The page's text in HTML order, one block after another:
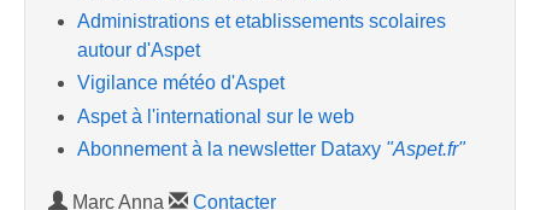
Administrations et etablissements scolaires
autour d'Aspet
Vigilance météo d'Aspet
Aspet à l'international sur le web
Abonnement à la newsletter Dataxy "Aspet.fr"
Marc Anna
Contacter